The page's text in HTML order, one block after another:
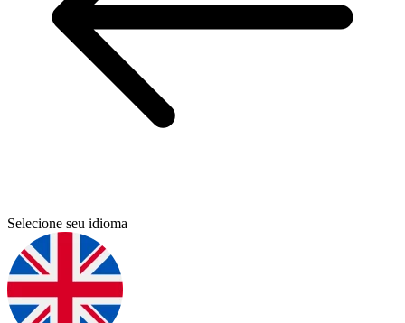
Selecione seu idioma